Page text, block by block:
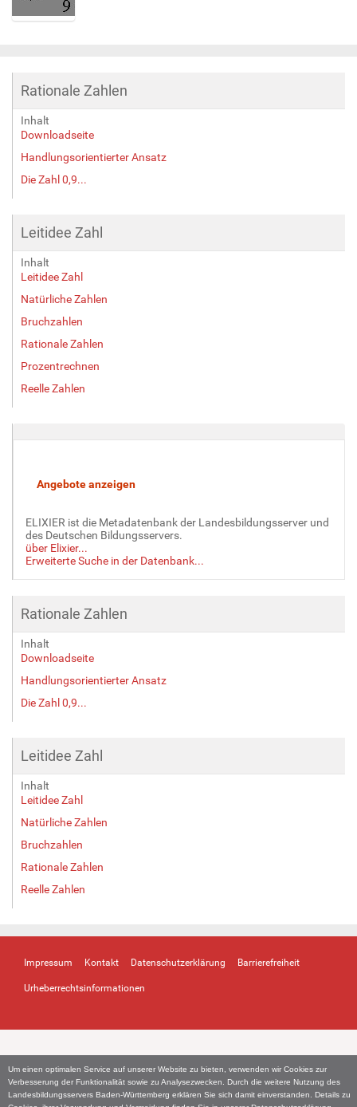
Um einen optimalen Service auf unserer Website zu bieten, verwenden wir Cookies zur
Verbesserung der Funktionalität sowie zu Analysezwecken. Durch die weitere Nutzung des
Landesbildungsservers Baden-Württemberg erklären Sie sich damit einverstanden. Details zu
e
B
i
l
d
l
l
e
r
G
r
ß
e
Rationale Zahlen
Inhalt
Downloadseite
Handlungsorientierter Ansatz
Die Zahl 0,9...
Leitidee Zahl
Inhalt
Leitidee Zahl
Natürliche Zahlen
Bruchzahlen
Rationale Zahlen
Prozentrechnen
Reelle Zahlen
ELIXIER ist die Metadatenbank der Landesbildungsserver und
des Deutschen Bildungsservers.
über Elixier...
Erweiterte Suche in der Datenbank...
Rationale Zahlen
Inhalt
Downloadseite
Handlungsorientierter Ansatz
Die Zahl 0,9...
Leitidee Zahl
Inhalt
Leitidee Zahl
Natürliche Zahlen
Bruchzahlen
Rationale Zahlen
Reelle Zahlen
Impressum Kontakt Datenschutzerklärung Barrierefreiheit
Urheberrechtsinformationen